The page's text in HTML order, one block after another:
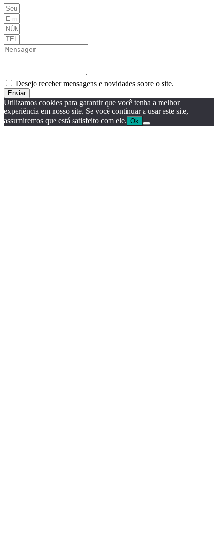
Desejo receber mensagens e novidades sobre o site.
Enviar
Utilizamos cookies para garantir que você tenha a melhor
experiência em nosso site. Se você continuar a usar este site,
assumiremos que está satisfeito com ele. Ok